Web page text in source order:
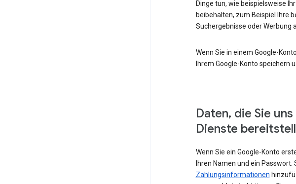
Dinge tun, wie beispielsweise
beibehalten, zum Beispiel Ihre
Suchergebnisse oder Werbung
Wenn Sie in einem Google-
Ihrem Google-Konto speichern
Daten, die Sie
Dienste
Wenn Sie ein Google-Konto
Ihren Namen und ein
Zahlungsinformationen